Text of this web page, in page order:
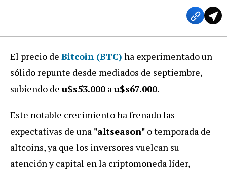
El precio de Bitcoin (BTC) ha experimentado un
sólido repunte desde mediados de septiembre,
subiendo de u$s53.000 au$s67.000.
Este notable crecimiento ha frenado las
expectativas de una "altseason" o temporada de
altcoins, ya que los inversores vuelcan su
atención y capital en la criptomoneda líder,